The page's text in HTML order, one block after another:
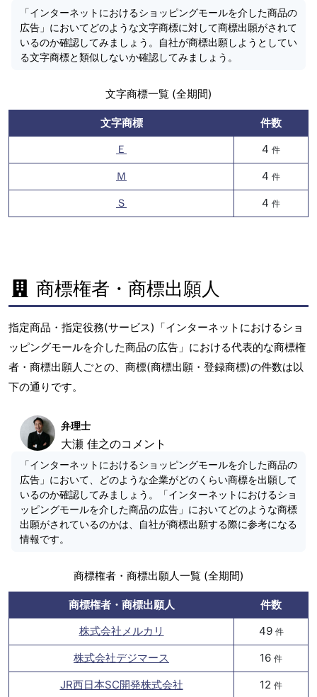
「インターネットにおけるショッピングモールを介した商品の
広告」においてどのような文字商標に対して商標出願がされて
いるのか確認してみましょう。自社が商標出願しようとしてい
る文字商標と類似しないか確認してみましょう。
文字商標一覧 (全期間)
文字商標
件数
Ｅ
4 件
Ｍ 4 件
Ｓ 4 件
商標権者・商標出願人
指定商品・指定役務(サービス)「インターネットにおけるショ
ッピングモールを介した商品の広告」における代表的な商標権
者・商標出願人ごとの、商標(商標出願・登録商標)の件数は以
下の通りです。
弁理士
大瀬 佳之のコメント
「インターネットにおけるショッピングモールを介した商品の
広告」において、どのような企業がどのくらい商標を出願して
いるのか確認してみましょう。「インターネットにおけるショ
ッピングモールを介した商品の広告」においてどのような商標
出願がされているのかは、自社が商標出願する際に参考になる
情報です。
商標権者・商標出願人一覧 (全期間)
商標権者・商標出願人
件数
株式会社メルカリ
49 件
株式会社デジマース 16 件
JR西日本SC開発株式会社 12 件